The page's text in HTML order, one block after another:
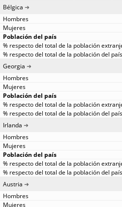
Bélgica
Georgia
Irlanda
Austria